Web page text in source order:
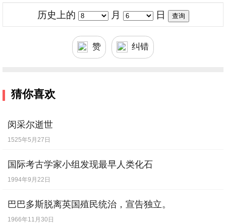
7日，他突然弃绝尘世，遁入爱尔福特圣奥
古斯丁修道院当修士，开始了他的宗教活动
家的生活。1512年，路德获得神学博士学
宗教学说；他认为人的获救只须依靠个人的
信仰，不须外在的善功及教会的权威，他否
定了教会和僧侣阶层对社会的统治。他的这
些主张反映了当时欧洲各民族要求摆脱罗马
教廷宗教统治，形成了独立统一国家的愿
彼得大教堂，再度颁发赎罪券。赎罪券是中
历史上的 月 日
赞 纠错
猜你喜欢
闵采尔逝世
1525年5月27日
国际考古学家小组发现最早人类化石
1994年9月22日
巴巴多斯脱离英国殖民统治，宣告独立。
1966年11月30日